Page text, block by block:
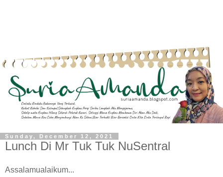
Sunday, December 12, 2021
Lunch Di Mr Tuk Tuk NuSentral
Assalamualaikum...